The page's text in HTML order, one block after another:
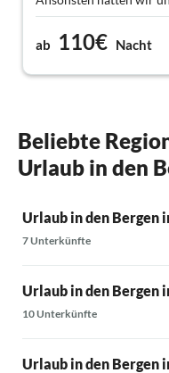
genossen den Blick auf
Die Hütte ist einfach,
Auf dem Gelände
In der Umgebung findet
Wandern, oder
aktiv zu sein.
ab 110€ Nacht
Beliebte
Urlaub in den
Urlaub in den Bergen
7 Unterkünfte
Urlaub in den Bergen
10 Unterkünfte
Urlaub in den Bergen